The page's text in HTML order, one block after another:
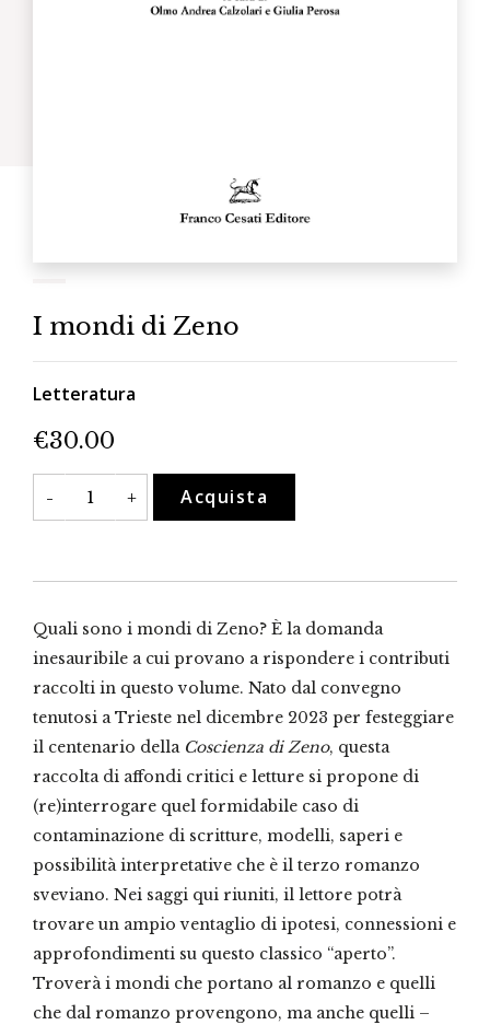
I mondi di Zeno
Letteratura
€30.00
-
I
mondi
di
+ Acquista
Quali sono i mondi di Zeno? È la domanda
inesauribile a cui provano a rispondere i contributi
raccolti in questo volume. Nato dal convegno
tenutosi a Trieste nel dicembre 2023 per festeggiare
il centenario della Coscienza di Zeno, questa
raccolta di affondi critici e letture si propone di
(re)interrogare quel formidabile caso di
contaminazione di scritture, modelli, saperi e
possibilità interpretative che è il terzo romanzo
sveviano. Nei saggi qui riuniti, il lettore potrà
trovare un ampio ventaglio di ipotesi, connessioni e
approfondimenti su questo classico “aperto”.
Troverà i mondi che portano al romanzo e quelli
che dal romanzo provengono, ma anche quelli –